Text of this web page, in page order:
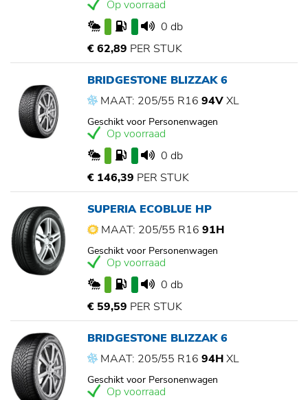
Op voorraad
0 db
€ 62,89 PER STUK
BRIDGESTONE BLIZZAK 6
MAAT: 205/55 R16 94VXL
Geschikt voor Personenwagen
Op voorraad
0 db
€ 146,39 PER STUK
SUPERIA ECOBLUE HP
MAAT: 205/55 R16 91H
Geschikt voor Personenwagen
Op voorraad
0 db
€ 59,59 PER STUK
BRIDGESTONE BLIZZAK 6
MAAT: 205/55 R16 94HXL
Geschikt voor Personenwagen
Op voorraad